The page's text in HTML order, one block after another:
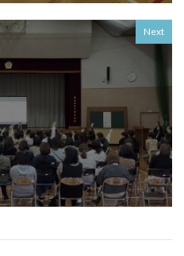
Next